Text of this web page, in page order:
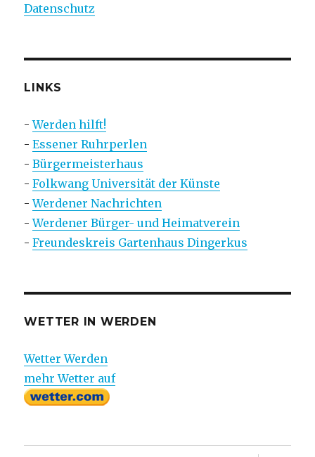
Datenschutz
LINKS
-Werden hilft!
-Essener Ruhrperlen
-Bürgermeisterhaus
-Folkwang Universität der Künste
-Werdener Nachrichten
-Werdener Bürger- und Heimatverein
-Freundeskreis Gartenhaus Dingerkus
WETTER IN WERDEN
Wetter Werden
mehr Wetter auf